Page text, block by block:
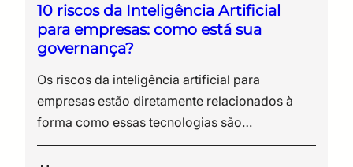
10 riscos da Inteligência Artificial
para empresas: como está sua
governança?
Os riscos da inteligência artificial para empresas estão diretamente relacionados à forma como essas tecnologias são incorporadas ao cotidiano corporativo, muitas vezes sem critérios definidos de uso, controle e validação. A adoção de soluções baseadas em IA, especialmente ferramentas generativas, como ChatGPT, Claude, entre outras, ampliou a capacidade operacional das organizações em diversas frentes, desde a produção de conteúdo até a análise de dados e o suporte à tomada de decisão. Um avanço que ocorreu em ritmo superior à estruturação de regras internas capazes de orientar seu uso. Para entender esse contexto, é importante considerar que, embora a inteligência artificial não tenha surgido recentemente, a forma como ela evoluiu e passou a ser utilizada mudou exponencialmente nos últimos anos. Aplicações que antes estavam restritas a projetos específicos ganharam escala e acessibilidade, sendo utilizadas por equipes diversas no dia a dia. Esse movimento, inclusive, já era observado em iniciativas anteriores ligadas a machine learning e análise de dados, como discutido por nós aqui: Na prática, isso repercutiu em ferramentas de IA já inseridas em processos internos, análises e decisões relevantes, enquanto muitas empresas ainda não estabeleceram: Assim, há um cenário que cria uma dinâmica recorrente, no qual a tecnologia opera dentro da organização antes que exista um modelo formal de governança de IA capaz de orientar seu uso. A partir desse ponto, os riscos se tornam concretos, uma vez que, sem diretrizes claras, a utilização de IA ocorre de forma distribuída e pouco visível para as áreas responsáveis por tecnologia, segurança da informação e compliance. Nesse contexto, dados corporativos podem ser inseridos em plataformas externas, decisões passam a depender de sistemas automatizados e processos críticos incorporam respostas cuja origem nem sempre é rastreável. O ponto central, portanto, não é a tecnologia em si, mas a ausência de critérios que definam como ela deve ser utilizada dentro da organização. Como resposta a esse cenário, algumas iniciativas regulatórias têm tomado forma. No Brasil, por exemplo, projetos de lei em discussão buscam estabelecer parâmetros para o uso da inteligência artificial, incluindo princípios de transparência, responsabilização e gestão de riscos. Isso indica que, além dos impactos operacionais e éticos, o uso de IA também passa a envolver obrigações legais. Diante dessas questões, estruturar governança de IA é uma medida necessária e urgente para alinhar inovação, segurança e responsabilidade. Sua empresa está pronta para esse novo momento? Ao longo deste conteúdo, você verá: Riscos operacionais e estratégicos da IA nas empresas A incorporação de inteligência artificial ao ambiente corporativo introduz uma série de riscos que não se limitam à tecnologia em si, mas se estendem à forma como dados, processos e decisões passam a ser conduzidos. Esses riscos costumam surgir de maneira gradual, à medida que o uso de IA se expande dentro da organização sem diretrizes claras. Abaixo, estão os principais pontos de atenção que gestores precisam considerar ao avaliar o uso de IA em suas operações. 10 riscos da inteligência artificial para empresas O uso corporativo de IA envolve um conjunto de exposições que, em muitos casos, não são percebidas no momento da adoção da ferramenta, mas se manifestam na operação, na segurança e na governança ao longo do tempo. 1. Uso de dados sensíveis em ferramentas públicas Funcionários podem inserir informações estratégicas, dados pessoais ou documentos internos em plataformas abertas de IA. Esse tipo de prática tende a resultar em perda de controle sobre dados corporativos, especialmente quando não há clareza sobre como essas informações são armazenadas, processadas ou reutilizadas pelos provedores. 2. Falta de rastreabilidade nas decisões Resultados gerados por IA nem sempre permitem identificar com precisão quais dados foram utilizados ou qual lógica levou àquela resposta. Isso dificulta auditorias, compromete a transparência e cria obstáculos relevantes em ambientes regulados. Esse risco ganha dimensão concreta quando se observa a ocorrência de conteúdos inteiramente fabricados por modelos generativos. Há registros recentes no Judiciário brasileiro em que decisões e fundamentos inexistentes foram apresentados em processos, gerando sanções por litigância de má-fé. Casos como esses evidenciam um ponto crítico – quando não há rastreabilidade, não há como validar a origem da informação nem sustentar sua confiabilidade. 3. Dependência de respostas não verificadas A ausência de rastreabilidade se conecta diretamente a outro problema: a incorporação de respostas sem validação. Modelos generativos produzem conteúdos com alto grau de coerência linguística, o que facilita sua aceitação como verdade. No entanto, essa plausibilidade não garante precisão. Quando essas respostas são integradas a relatórios, pareceres ou decisões internas sem revisão técnica, o erro deixa de ser pontual e passa a compor o fluxo operacional da empresa. O risco, nesse caso, não está apenas na resposta incorreta, mas na confiança atribuída a ela. 4. Shadow IT ampliada pelo uso de IA O uso de IA reflete em uma nova camada de shadow IT, conceito que descreve tecnologias adotadas fora da governança formal da área de TI. Na prática, colaboradores acessam ferramentas diretamente, sem avaliação prévia de segurança, compliance ou integração com os sistemas corporativos. Esse movimento fragmenta o ambiente tecnológico da organização. Diferentes áreas utilizam soluções distintas, com níveis variados de proteção, armazenamento e processamento de dados. O resultado é perda de visibilidade sobre o que está em uso, dificuldade de aplicar políticas de segurança e ausência de controle sobre como informações corporativas circulam fora dos ambientes oficiais. 5. Exposição a riscos de segurança da informação A utilização de IA fora de diretrizes estruturadas de governança de IA compromete diretamente os controles de segurança da informação. Dados podem ser transferidos para ambientes externos, processados por terceiros e armazenados fora das políticas definidas pela organização, o que entra em conflito com práticas alinhadas a normas como a ISO/IEC 27001. Nesse contexto, o problema não está apenas na tecnologia, mas na quebra de controles já estabelecidos. A IA cria novos fluxos de dados que, se não forem mapeados e protegidos, ampliam a superfície de exposição a incidentes. 6. Decisões automatizadas sem supervisão adequada A incorporação de IA em processos internos altera a forma como decisões são produzidas. Quando não há definição clara de revisão humana, sistemas automatizados passam a influenciar resultados sem que exista validação proporcional ao impacto da decisão. Em áreas como jurídico, financeiro ou atendimento, isso pode significar desde recomendações equivocadas até respostas incorretas a clientes ou análises inconsistentes utilizadas como base para decisões estratégicas. O risco se intensifica quando a automação ocorre de forma silenciosa, sem que a organização tenha mapeado onde a IA está sendo utilizada. 7. Viés algorítmico e impacto reputacional Modelos de IA refletem padrões presentes nos dados com os quais foram treinados. Isso inclui vieses históricos, distorções e desigualdades que podem ser reproduzidas nas respostas e decisões geradas. Em ambientes corporativos, esse risco se manifesta em processos de seleção, análise de crédito, priorização de atendimento ou qualquer outro contexto em que a IA interfira na tomada de decisão. Além das implicações éticas, há impacto direto na reputação da empresa e possibilidade de questionamentos legais, especialmente em cenários que envolvem discriminação ou tratamento desigual. 8. Falta de definição de responsabilidade A utilização de IA introduz um problema recorrente: a indefinição sobre quem responde pelos resultados. Quando uma decisão envolve tecnologia, múltiplos agentes participam do processo, o usuário que solicitou, a área que implementou, o fornecedor da ferramenta e a própria organização. Sem uma política de uso de IA que estabeleça responsabilidades, qualquer falha gera incerteza sobre accountability (responsabilidade), o que dificulta respostas rápidas, gestão de incidentes e defesa jurídica. 9. Desalinhamento com exigências regulatórias O uso corporativo de IA precisa dialogar com um conjunto crescente de normas relacionadas a proteção de dados, segurança da informação e transparência. Sem diretrizes claras, a utilização dessas ferramentas pode violar princípios da LGPD (Lei Geral de Proteção de Dados), especialmente em relação a tratamento de dados pessoais, finalidade e transparência. Além disso, como dissemos anteriormente, regulações específicas sobre inteligência artificial estão em discussão no Brasil e já avançam em outras jurisdições, o que amplia o risco de não conformidade para organizações que não estruturam governança desde agora. 10. Dependência tecnológica sem estratégia A adoção fragmentada de ferramentas de IA cria um cenário de dependência tecnológica sem planejamento. Diferentes soluções são incorporadas sem integração, sem padronização e sem critérios de longo prazo. Isso dificulta a gestão do ambiente, aumenta custos operacionais e limita a capacidade de evolução da arquitetura de TI. A dependência de fornecedores específicos também pode restringir a autonomia da organização, especialmente em contextos que exigem controle sobre dados, modelos e processos. Resumo dos principais riscos da inteligência artificial para empresas Riscos Grau de impacto Uso de dados sensíveis em ferramentas públicas Alto Falta de rastreabilidade nas decisões Alto Dependência de respostas não verificadas Alto Shadow IT Alto Exposição a riscos de segurança da informação Alto Decisões automatizadas sem supervisão adequada Alto Viés algorítmico Médio Falta de definição de responsabilidade Alto Desalinhamento com exigências r